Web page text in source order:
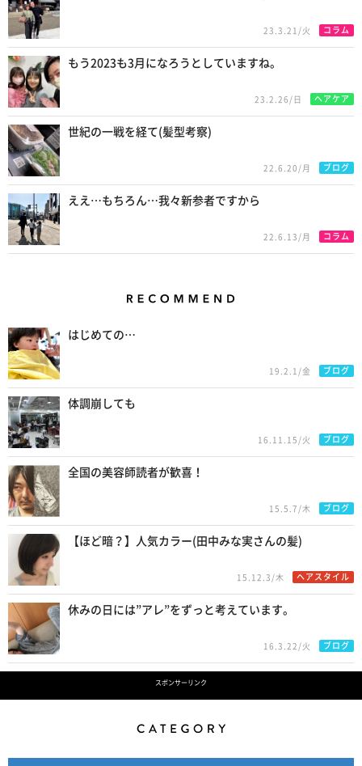
23.3.21/火 コラム
もう2023も3月になろうとしていますね。
23.2.26/日 ヘアケア
世紀の一戦を経て(髪型考察)
22.6.20/月 ブログ
ええ…もちろん…我々新参者ですから
22.6.13/月 コラム
はじめての…
19.2.1/金 ブログ
体調崩しても
16.11.15/火 ブログ
全国の美容師読者が歓喜！
15.5.7/木 ブログ
【ほど暗？】人気カラー(田中みな実さんの髪)
15.12.3/木 ヘアスタイル
休みの日には”アレ”をずっと考えています。
16.3.22/火 ブログ
スポンサーリンク